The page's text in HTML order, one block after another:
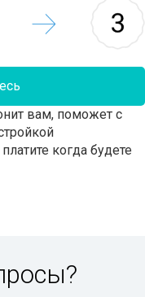
вам, поможет с
когда будете